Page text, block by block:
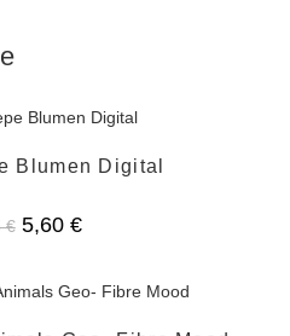
Blumen Digital
€ Ursprünglicher
Preis
5,60 €Aktueller
Preis